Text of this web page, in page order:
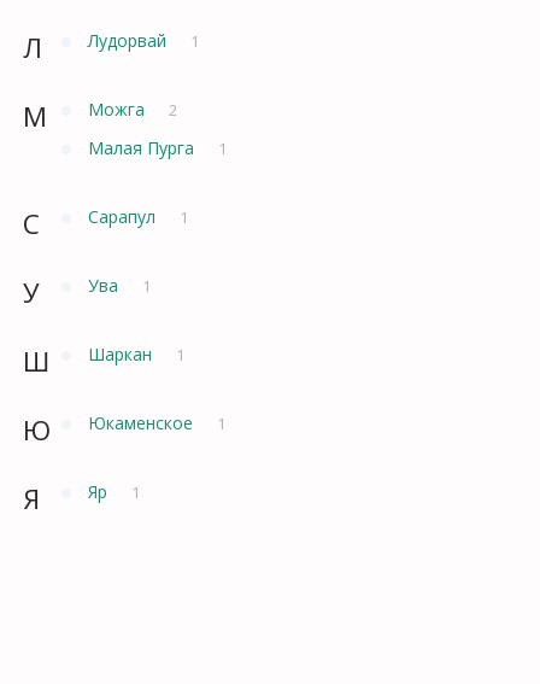
Л Лудорвай 1
М Можга 2
Малая Пурга 1
С Сарапул 1
У Ува 1
Ш Шаркан 1
Ю Юкаменское 1
Я Яр 1